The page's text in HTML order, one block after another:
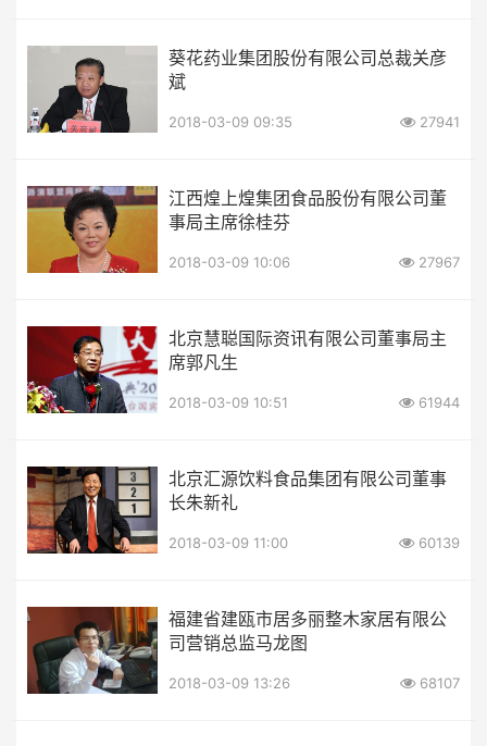
葵花药业集团股份有限公司总裁关彦
斌
2018-03-09 09:35 27941
江西煌上煌集团食品股份有限公司董
事局主席徐桂芬
2018-03-09 10:06 27967
北京慧聪国际资讯有限公司董事局主
席郭凡生
2018-03-09 10:51 61944
北京汇源饮料食品集团有限公司董事
长朱新礼
2018-03-09 11:00 60139
福建省建瓯市居多丽整木家居有限公
司营销总监马龙图
2018-03-09 13:26 68107